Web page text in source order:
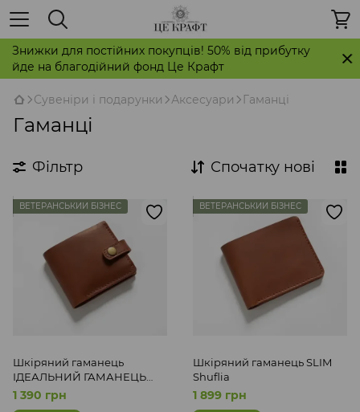
Знижки для постійних покупців! 50% від прибутку
йде на благодійний фонд Це Крафт
Сувеніри і подарунки Аксесуари Гаманці
Гаманці
Фільтр Спочатку нові
ВЕТЕРАНСЬКИЙ БІЗНЕС
Шкіряний гаманець
ІДЕАЛЬНИЙ ГАМАНЕЦЬ
Shuflia
1 390 грн
ВЕТЕРАНСЬКИЙ БІЗНЕС
Шкіряний гаманець SLIM
Shuflia
1 899 грн